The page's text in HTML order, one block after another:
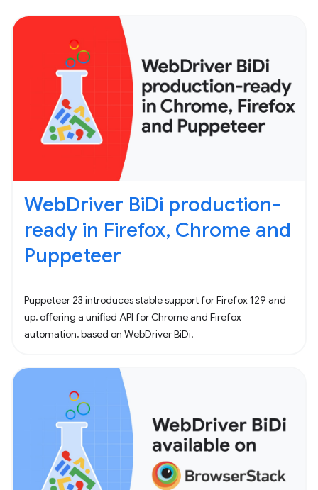
WebDriver BiDi production-
ready in Firefox, Chrome and
Puppeteer
Puppeteer 23 introduces stable support for Firefox 129 and
up, offering a unified API for Chrome and Firefox
automation, based on WebDriver BiDi.